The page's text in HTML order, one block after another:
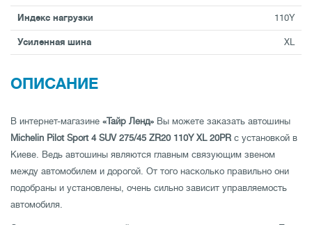
Индекс нагрузки 110Y
Усиленная шина XL
ОПИСАНИЕ
В интернет-магазине «Тайр Ленд» Вы можете заказать автошины
Michelin Pilot Sport 4 SUV 275/45 ZR20 110Y XL 20PR с установкой в
Киеве. Ведь автошины являются главным связующим звеном
между автомобилем и дорогой. От того насколько правильно они
подобраны и установлены, очень сильно зависит управляемость
автомобиля.